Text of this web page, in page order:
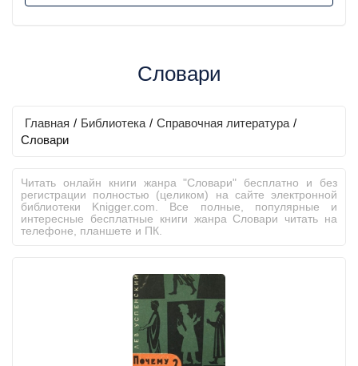
Словари
Главная / Библиотека / Справочная литература /
Словари
Читать онлайн книги жанра "Словари" бесплатно и без
регистрации полностью (целиком) на сайте электронной
библиотеки Knigger.com. Все полные, популярные и
интересные бесплатные книги жанра Словари читать на
телефоне, планшете и ПК.